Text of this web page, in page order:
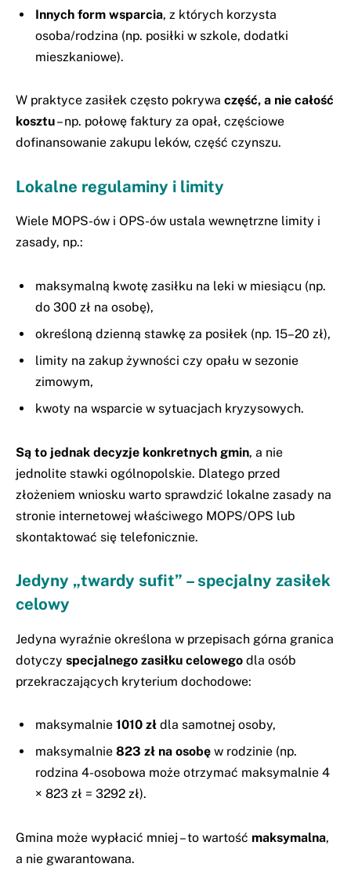
Innych form wsparcia, z których korzysta
osoba/rodzina (np. posiłki w szkole, dodatki
mieszkaniowe).
W praktyce zasiłek często pokrywa część, a nie całość
kosztu– np. połowę faktury za opał, częściowe
dofinansowanie zakupu leków, część czynszu.
Lokalne regulaminy i limity
Wiele MOPS-ów i OPS-ów ustala wewnętrzne limity i
zasady, np.:
maksymalną kwotę zasiłku na leki w miesiącu (np.
do 300 zł na osobę),
określoną dzienną stawkę za posiłek (np. 15–20 zł),
limity na zakup żywności czy opału w sezonie
zimowym,
kwoty na wsparcie w sytuacjach kryzysowych.
Są to jednak decyzje konkretnych gmin, a nie
jednolite stawki ogólnopolskie. Dlatego przed
złożeniem wniosku warto sprawdzić lokalne zasady na
stronie internetowej właściwego MOPS/OPS lub
skontaktować się telefonicznie.
Jedyny „twardy sufit” – specjalny zasiłek
celowy
Jedyna wyraźnie określona w przepisach górna granica
dotyczy specjalnego zasiłku celowego dla osób
przekraczających kryterium dochodowe:
maksymalnie 1010 zł dla samotnej osoby,
maksymalnie 823 zł na osobę w rodzinie (np.
rodzina 4-osobowa może otrzymać maksymalnie 4
× 823 zł = 3292 zł).
Gmina może wypłacić mniej – to wartość maksymalna,
a nie gwarantowana.